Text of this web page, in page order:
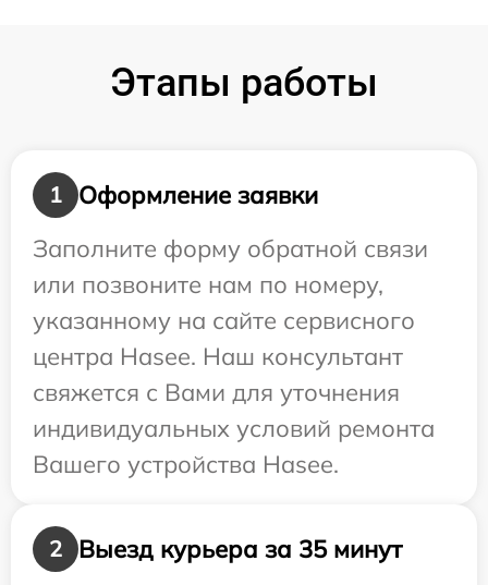
Этапы работы
1
Оформление заявки
Заполните форму обратной связи
или позвоните нам по номеру,
указанному на сайте сервисного
центра Hasee. Наш консультант
свяжется с Вами для уточнения
индивидуальных условий ремонта
Вашего устройства Hasee.
2
Выезд курьера за 35 минут